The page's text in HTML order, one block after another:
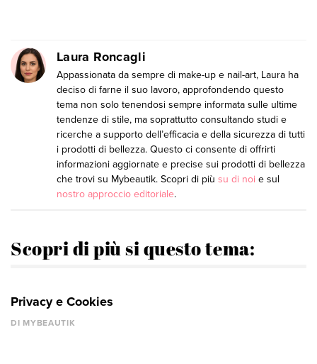
Laura Roncagli
Appassionata da sempre di make-up e nail-art, Laura ha
deciso di farne il suo lavoro, approfondendo questo
tema non solo tenendosi sempre informata sulle ultime
tendenze di stile, ma soprattutto consultando studi e
ricerche a supporto dell’efficacia e della sicurezza di tutti
i prodotti di bellezza. Questo ci consente di offrirti
informazioni aggiornate e precise sui prodotti di bellezza
che trovi su Mybeautik. Scopri di più su di noi e sul
nostro approccio editoriale.
Scopri di più si questo tema:
Privacy e Cookies
DI MYBEAUTIK